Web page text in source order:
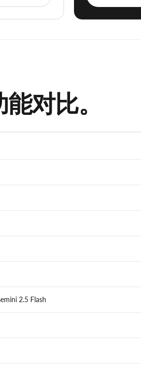
对比。
2.5 Flash